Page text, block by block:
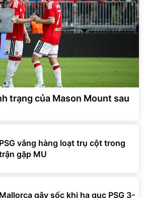
trạng của Mason Mount sau
PSG vắng hàng loạt trụ cột trong
gặp MU
Mallorca gây sốc khi hạ gục PSG 3-